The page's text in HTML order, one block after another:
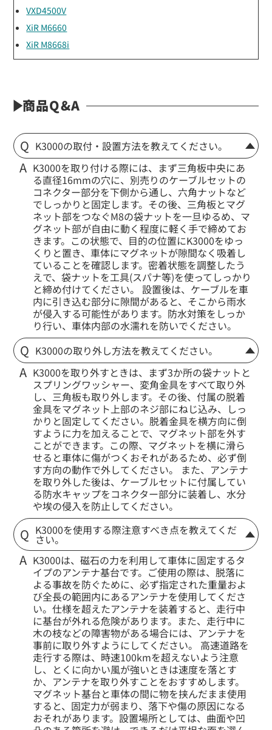
VXD4500V
XiR M6660
XiR M8668i
商品Q&A
K3000の取付・設置方法を教えてください。
K3000を取り付ける際には、まず三角板中央にあ
る直径16mmの穴に、別売りのケーブルセットの
コネクター部分を下側から通し、六角ナットなど
でしっかりと固定します。その後、三角板とマグ
ネット部をつなぐM8の袋ナットを一旦ゆるめ、マ
グネット部が自由に動く程度に軽く手で締めてお
きます。この状態で、目的の位置にK3000をゆっ
くりと置き、車体にマグネットが隙間なく吸着し
ていることを確認します。密着状態を調整したう
えで、袋ナットを工具(スパナ等)を使ってしっかり
と締め付けてください。 設置後は、ケーブルを車
内に引き込む部分に隙間があると、そこから雨水
が侵入する可能性があります。防水対策をしっか
り行い、車体内部の水濡れを防いでください。
K3000の取り外し方法を教えてください。
K3000を取り外すときは、まず3か所の袋ナットと
スプリングワッシャー、変角金具をすべて取り外
し、三角板も取り外します。その後、付属の脱着
金具をマグネット上部のネジ部にねじ込み、しっ
かりと固定してください。脱着金具を横方向に倒
すように力を加えることで、マグネット部を外す
ことができます。この際、マグネットを横に滑ら
せると車体に傷がつくおそれがあるため、必ず倒
す方向の動作で外してください。 また、アンテナ
を取り外した後は、ケーブルセットに付属してい
る防水キャップをコネクター部分に装着し、水分
や埃の侵入を防止してください。
K3000を使用する際注意すべき点を教えてくだ
さい。
K3000は、磁石の力を利用して車体に固定するタ
イプのアンテナ基台です。ご使用の際は、脱落に
よる事故を防ぐために、必ず指定された重量およ
び全長の範囲内にあるアンテナを使用してくださ
い。仕様を超えたアンテナを装着すると、走行中
に基台が外れる危険があります。また、走行中に
木の枝などの障害物がある場合には、アンテナを
事前に取り外すようにしてください。 高速道路を
走行する際は、時速100kmを超えないよう注意
し、とくに向かい風が強いときは速度を落とす
か、アンテナを取り外すことをおすすめします。
マグネット基台と車体の間に物を挟んだまま使用
すると、固定力が弱まり、落下や傷の原因になる
おそれがあります。設置場所としては、曲面や凹